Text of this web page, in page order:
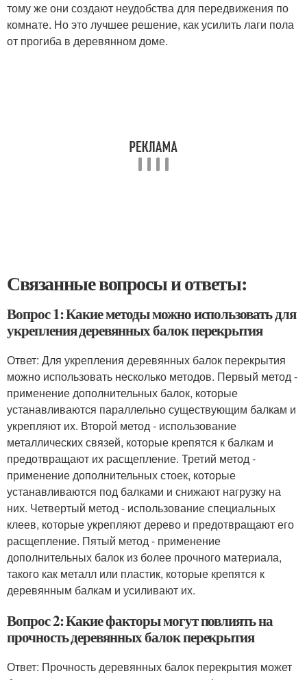
тому же они создают неудобства для передвижения по
комнате. Но это лучшее решение, как усилить лаги пола
от прогиба в деревянном доме.
Связанные вопросы и ответы:
Вопрос 1: Какие методы можно использовать для
укрепления деревянных балок перекрытия
Ответ: Для укрепления деревянных балок перекрытия
можно использовать несколько методов. Первый метод -
применение дополнительных балок, которые
устанавливаются параллельно существующим балкам и
укрепляют их. Второй метод - использование
металлических связей, которые крепятся к балкам и
предотвращают их расщепление. Третий метод -
применение дополнительных стоек, которые
устанавливаются под балками и снижают нагрузку на
них. Четвертый метод - использование специальных
клеев, которые укрепляют дерево и предотвращают его
расщепление. Пятый метод - применение
дополнительных балок из более прочного материала,
такого как металл или пластик, которые крепятся к
деревянным балкам и усиливают их.
Вопрос 2: Какие факторы могут повлиять на
прочность деревянных балок перекрытия
Ответ: Прочность деревянных балок перекрытия может